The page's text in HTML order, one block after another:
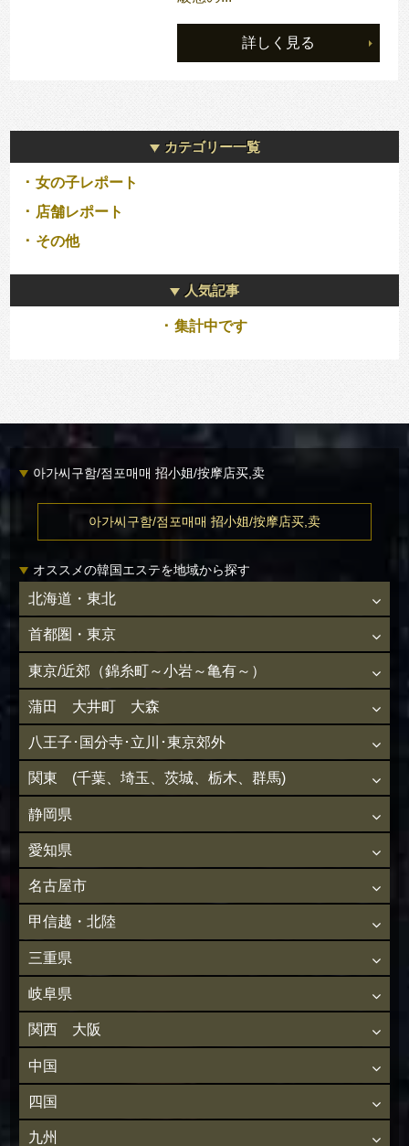
詳しく見る
カテゴリー一覧
女の子レポート
店舗レポート
その他
人気記事
集計中です
아가씨구함/점포매매 招小姐/按摩店买,卖
아가씨구함/점포매매 招小姐/按摩店买,卖
オススメの韓国エステを地域から探す
北海道・東北
首都圏・東京
東京/近郊（錦糸町～小岩～亀有～）
蒲田 大井町 大森
八王子･国分寺･立川･東京郊外
関東 (千葉、埼玉、茨城、栃木、群馬)
静岡県
愛知県
名古屋市
甲信越・北陸
三重県
岐阜県
関西 大阪
中国
四国
九州